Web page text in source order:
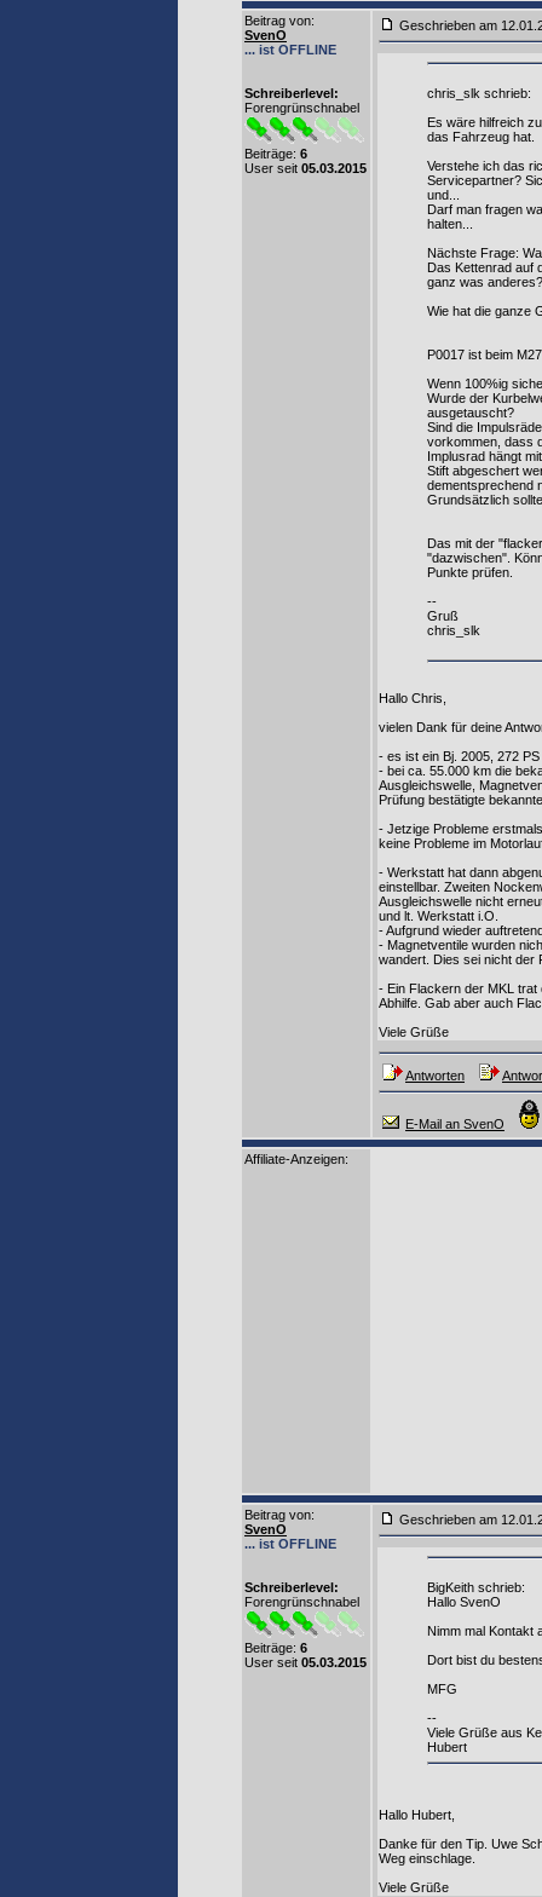
Beitrag von:
SvenO
... ist OFFLINE
Schreiberlevel:
Forengrünschnabel
Beiträge: 6
User seit 05.03.2015
Geschrieben am
chris_slk schrieb:
Es wäre hilfreich
das Fahrzeug hat.
Verstehe ich das
Servicepartner?
und...
Darf man fragen
halten...
Nächste Frage:
Das Kettenrad auf
ganz was anderes?
Wie hat die ganze
P0017 ist beim
Wenn 100%ig
Wurde der
ausgetauscht?
Sind die
vorkommen, dass
Implusrad hängt
Stift abgeschert
dementsprechend
Grundsätzlich
Das mit der
"dazwischen".
Punkte prüfen.
--
Gruß
chris_slk
Hallo Chris,
vielen Dank für deine
- es ist ein Bj. 2005, 272
- bei ca. 55.000 km die
Ausgleichswelle,
Prüfung bestätigte
- Jetzige Probleme
keine Probleme im
- Werkstatt hat dann
einstellbar. Zweiten
Ausgleichswelle nicht
und lt. Werkstatt i.O.
- Aufgrund wieder
- Magnetventile wurden
wandert. Dies sei nicht der
- Ein Flackern der MKL
Abhilfe. Gab aber auch
Viele Grüße
Antworten
E-Mail an SvenO
Affiliate-Anzeigen:
Beitrag von:
SvenO
... ist OFFLINE
Schreiberlevel:
Forengrünschnabel
Beiträge: 6
User seit 05.03.2015
Geschrieben am
BigKeith schrieb:
Hallo SvenO
Nimm mal Kontakt
Dort bist du
MFG
--
Viele Grüße aus
Hubert
Hallo Hubert,
Danke für den Tip. Uwe
Weg einschlage.
Viele Grüße